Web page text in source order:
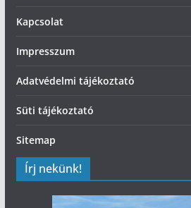
Kapcsolat
Impresszum
Adatvédelmi tájékoztató
Süti tájékoztató
Sitemap
Írj nekünk!